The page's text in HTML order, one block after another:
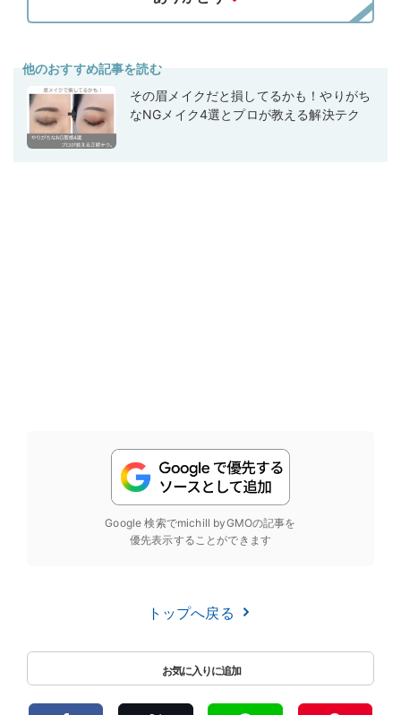
他のおすすめ記事を読む
その眉メイクだと損してるかも！やりがち
なNGメイク4選とプロが教える解決テク
Google 検索でmichill byGMOの記事を
優先表示することができます
トップへ戻る